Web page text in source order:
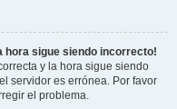
hora sigue siendo incorrecto!
y la hora sigue siendo
servidor es errónea. Por favor
el problema.